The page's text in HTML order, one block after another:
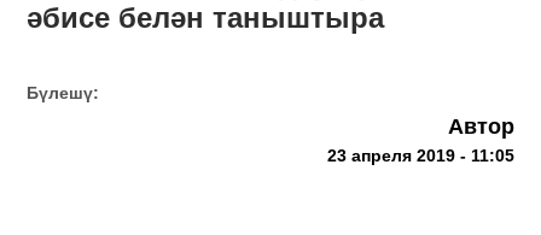
әбисе белән таныштыра
Бүлешү:
Автор
23 апреля 2019 - 11:05